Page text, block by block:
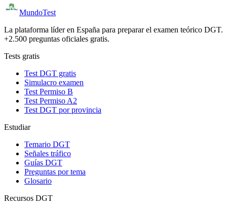
MundoTest
La plataforma líder en España para preparar el examen teórico DGT.
+2.500 preguntas oficiales gratis.
Tests gratis
Test DGT gratis
Simulacro examen
Test Permiso B
Test Permiso A2
Test DGT por provincia
Estudiar
Temario DGT
Señales tráfico
Guías DGT
Preguntas por tema
Glosario
Recursos DGT